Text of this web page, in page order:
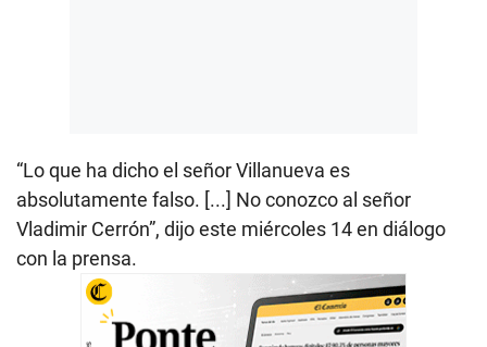
“Lo que ha dicho el señor Villanueva es
absolutamente falso. [...] No conozco al señor
Vladimir Cerrón”, dijo este miércoles 14 en diálogo
con la prensa.